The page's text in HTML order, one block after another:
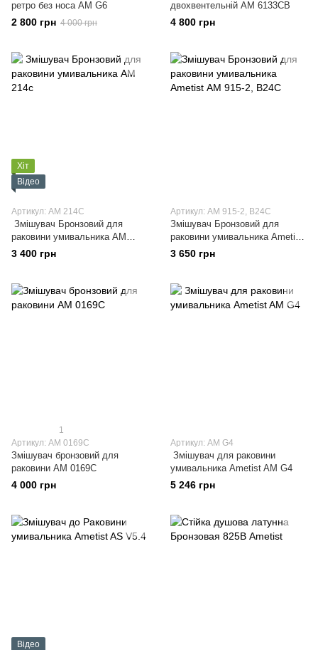
ретро без носа AM G6
2 800 грн 4 000 грн
двохвентельній АМ 6133CB
4 800 грн
Хіт
Відео
Артикул: АМ 214С
Змішувач Бронзовий для
раковини умивальника АМ
214с
3 400 грн
Артикул: АМ 915-2, B24C
Змішувач Бронзовий для
раковини умивальника Ametist
АМ 915-2, B24C
3 650 грн
1
Артикул: АМ 0169С
Змішувач бронзовий для
раковини АМ 0169С
4 000 грн
Артикул: AM G4
Змішувач для раковини
умивальника Ametist AM G4
5 246 грн
Відео